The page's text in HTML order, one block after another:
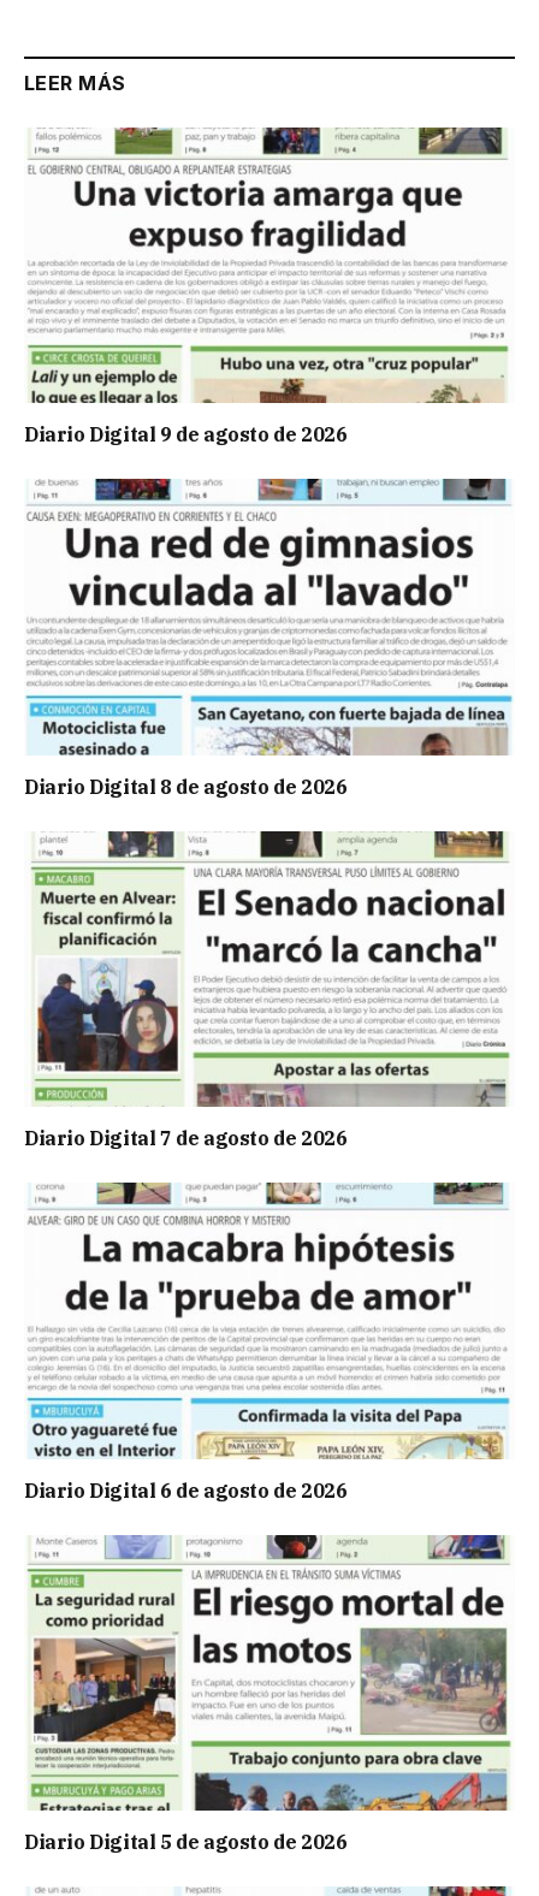
LEER MÁS
Diario Digital 9 de agosto de 2026
Diario Digital 8 de agosto de 2026
Diario Digital 7 de agosto de 2026
Diario Digital 6 de agosto de 2026
Diario Digital 5 de agosto de 2026